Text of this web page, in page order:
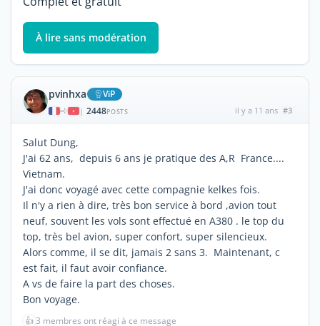
À lire sans modération
pvinhxa ViP
| 2448POSTS il y a 11 ans #3
Salut Dung,
J'ai 62 ans, depuis 6 ans je pratique des A,R France....
Vietnam.
J'ai donc voyagé avec cette compagnie kelkes fois.
Il n'y a rien à dire, très bon service à bord ,avion tout
neuf, souvent les vols sont effectué en A380 . le top du
top, très bel avion, super confort, super silencieux.
Alors comme, il se dit, jamais 2 sans 3. Maintenant, c
est fait, il faut avoir confiance.
A vs de faire la part des choses.
Bon voyage.
👍3 membres ont réagi à ce message